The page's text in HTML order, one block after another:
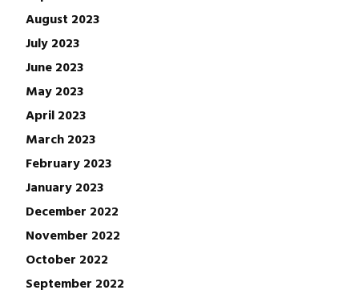
August 2023
July 2023
June 2023
May 2023
April 2023
March 2023
February 2023
January 2023
December 2022
November 2022
October 2022
September 2022